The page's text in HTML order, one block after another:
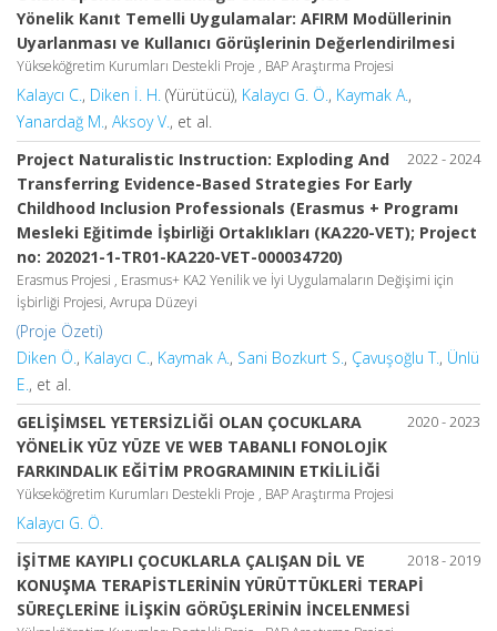
Yönelik Kanıt Temelli Uygulamalar: AFIRM Modüllerinin
Uyarlanması ve Kullanıcı Görüşlerinin Değerlendirilmesi
Yükseköğretim Kurumları Destekli Proje , BAP Araştırma Projesi
Kalaycı C., Diken İ. H. (Yürütücü), Kalaycı G. Ö., Kaymak A.,
Yanardağ M., Aksoy V., et al.
2022 - 2024
Project Naturalistic Instruction: Exploding And
Transferring Evidence-Based Strategies For Early
Childhood Inclusion Professionals (Erasmus + Programı
Mesleki Eğitimde İşbirliği Ortaklıkları (KA220-VET); Project
no: 202021-1-TR01-KA220-VET-000034720)
Erasmus Projesi , Erasmus+ KA2 Yenilik ve İyi Uygulamaların Değişimi için
İşbirliği Projesi, Avrupa Düzeyi
(Proje Özeti)
Diken Ö., Kalaycı C., Kaymak A., Sani Bozkurt S., Çavuşoğlu T., Ünlü
E., et al.
2020 - 2023
GELİŞİMSEL YETERSİZLİĞİ OLAN ÇOCUKLARA
YÖNELİK YÜZ YÜZE VE WEB TABANLI FONOLOJİK
FARKINDALIK EĞİTİM PROGRAMININ ETKİLİLİĞİ
Yükseköğretim Kurumları Destekli Proje , BAP Araştırma Projesi
Kalaycı G. Ö.
2018 - 2019
İŞİTME KAYIPLI ÇOCUKLARLA ÇALIŞAN DİL VE
KONUŞMA TERAPİSTLERİNİN YÜRÜTTÜKLERİ TERAPİ
SÜREÇLERİNE İLİŞKİN GÖRÜŞLERİNİN İNCELENMESİ